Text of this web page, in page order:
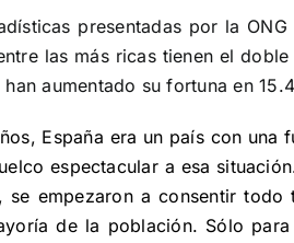
presentadas por la
las más ricas tienen el
han aumentado su fortuna en
España era un país con una
espectacular a esa
se empezaron a consentir
de la población. Sólo